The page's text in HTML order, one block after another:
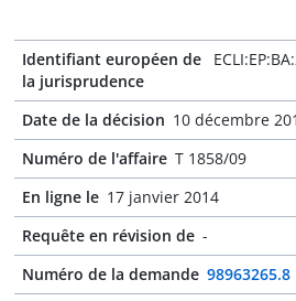
Identifiant européen de
la jurisprudence
Date de la décision 10 décembre
Numéro de l'affaire T 1858/09
En ligne le 17 janvier 2014
Requête en révision de -
Numéro de la demande 98963265.8